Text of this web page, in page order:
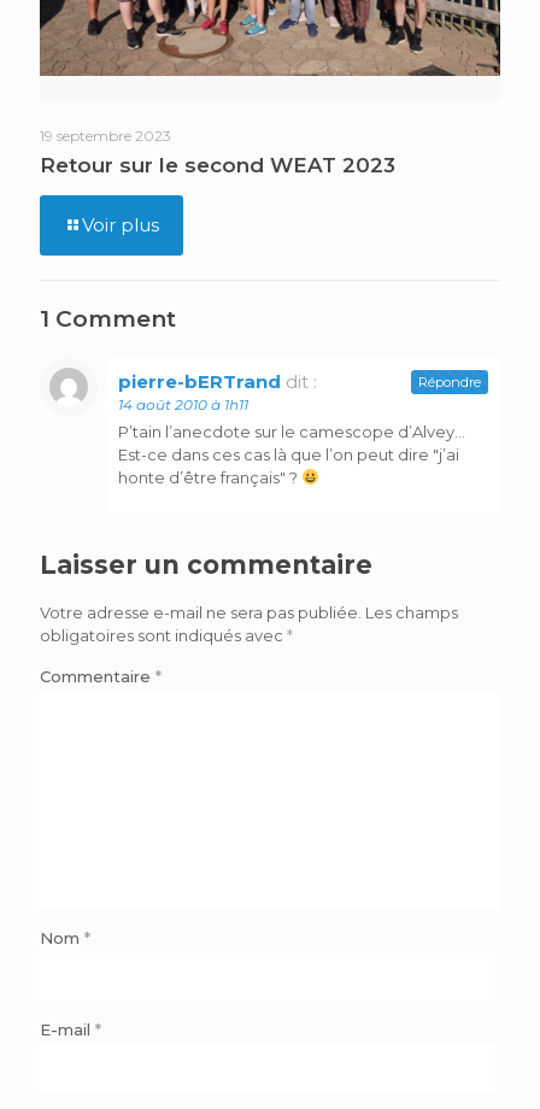
19 septembre 2023
Retour sur le second WEAT 2023
Voir plus
1 Comment
pierre-bERTrand dit :
14 août 2010 à 1h11
P’tain l’anecdote sur le camescope d’Alvey…
Est-ce dans ces cas là que l’on peut dire "j’ai
honte d’être français" ?
Répondre
Laisser un commentaire
Votre adresse e-mail ne sera pas publiée. Les champs
obligatoires sont indiqués avec *
Commentaire *
Nom *
E-mail *